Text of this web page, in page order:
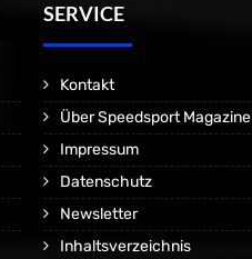
SERVICE
Kontakt
Über Speedsport Magazine
Impressum
Datenschutz
Newsletter
Inhaltsverzeichnis